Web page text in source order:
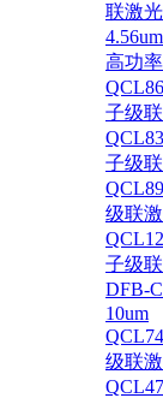
联激
高功
子级
子级
级联
子级
DFB-
10um
级联